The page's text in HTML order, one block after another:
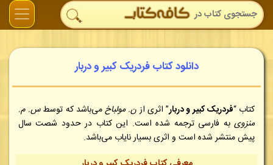
دانلود کتاب فردریک کبیر و دربار
کتاب “فردریک کبیر و دربار” اثری ازن. مولباخمی‌باشد که توسطس. م.
منزوی به فارسی ترجمه شده است. این کتاب در حدود شصت سال
پیش منتشر شده است و اثری بسیار نایاب می‌باشد.